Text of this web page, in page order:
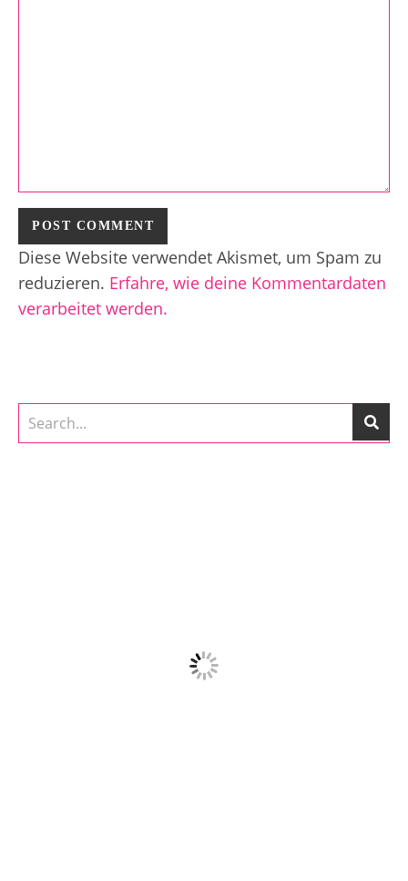
Diese Website verwendet Akismet, um Spam zu
reduzieren. Erfahre, wie deine Kommentardaten
verarbeitet werden.